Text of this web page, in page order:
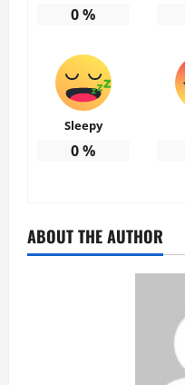
0%
Sleepy
0%
ABOUT THE AUTHOR